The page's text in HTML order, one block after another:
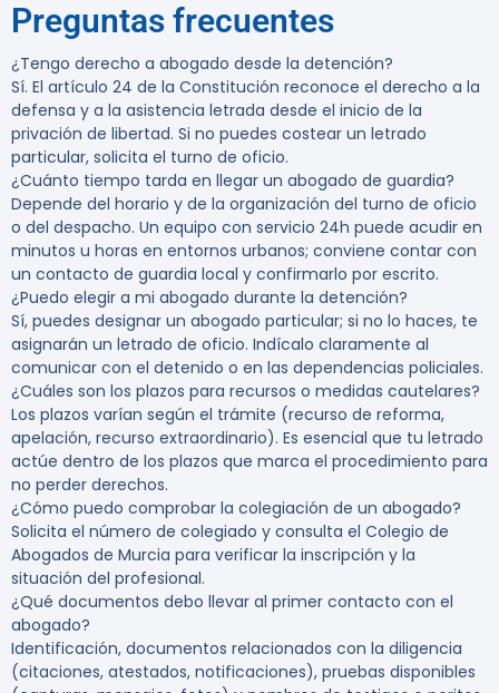
Preguntas frecuentes
¿Tengo derecho a abogado desde la detención?
Sí. El artículo 24 de la Constitución reconoce el derecho a la
defensa y a la asistencia letrada desde el inicio de la
privación de libertad. Si no puedes costear un letrado
particular, solicita el turno de oficio.
¿Cuánto tiempo tarda en llegar un abogado de guardia?
Depende del horario y de la organización del turno de oficio
o del despacho. Un equipo con servicio 24h puede acudir en
minutos u horas en entornos urbanos; conviene contar con
un contacto de guardia local y confirmarlo por escrito.
¿Puedo elegir a mi abogado durante la detención?
Sí, puedes designar un abogado particular; si no lo haces, te
asignarán un letrado de oficio. Indícalo claramente al
comunicar con el detenido o en las dependencias policiales.
¿Cuáles son los plazos para recursos o medidas cautelares?
Los plazos varían según el trámite (recurso de reforma,
apelación, recurso extraordinario). Es esencial que tu letrado
actúe dentro de los plazos que marca el procedimiento para
no perder derechos.
¿Cómo puedo comprobar la colegiación de un abogado?
Solicita el número de colegiado y consulta el Colegio de
Abogados de Murcia para verificar la inscripción y la
situación del profesional.
¿Qué documentos debo llevar al primer contacto con el
abogado?
Identificación, documentos relacionados con la diligencia
(citaciones, atestados, notificaciones), pruebas disponibles